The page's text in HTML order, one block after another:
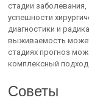
стадии
успешности
диагностики и
выживаемость
стадиях прогноз
комплексный
Советы